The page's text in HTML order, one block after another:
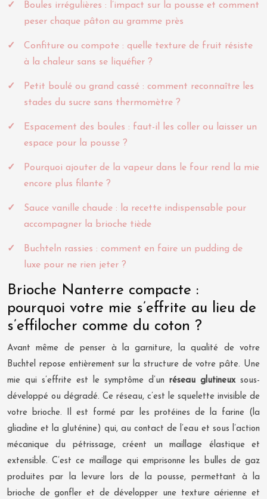
Boules irrégulières : l’impact sur la pousse et comment
peser chaque pâton au gramme près
Confiture ou compote : quelle texture de fruit résiste
à la chaleur sans se liquéfier ?
Petit boulé ou grand cassé : comment reconnaître les
stades du sucre sans thermomètre ?
Espacement des boules : faut-il les coller ou laisser un
espace pour la pousse ?
Pourquoi ajouter de la vapeur dans le four rend la mie
encore plus filante ?
Sauce vanille chaude : la recette indispensable pour
accompagner la brioche tiède
Buchteln rassies : comment en faire un pudding de
luxe pour ne rien jeter ?
Brioche Nanterre compacte :
pourquoi votre mie s’effrite au lieu de
s’effilocher comme du coton ?
Avant même de penser à la garniture, la qualité de votre
Buchtel repose entièrement sur la structure de votre pâte. Une
mie qui s’effrite est le symptôme d’un réseau glutineuxsous-
développé ou dégradé. Ce réseau, c’est le squelette invisible de
votre brioche. Il est formé par les protéines de la farine (la
gliadine et la gluténine) qui, au contact de l’eau et sous l’action
mécanique du pétrissage, créent un maillage élastique et
extensible. C’est ce maillage qui emprisonne les bulles de gaz
produites par la levure lors de la pousse, permettant à la
brioche de gonfler et de développer une texture aérienne et